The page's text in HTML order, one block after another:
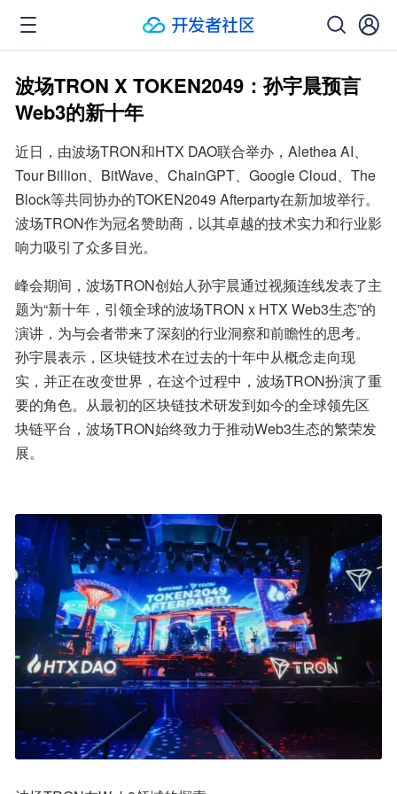
波场TRON X TOKEN2049：孙宇晨预言
Web3的新十年
近日，由波场TRON和HTX DAO联合举办，Alethea AI、
Tour Billion、BitWave、ChainGPT、Google Cloud、The
Block等共同协办的TOKEN2049 Afterparty在新加坡举行。
波场TRON作为冠名赞助商，以其卓越的技术实力和行业影
响力吸引了众多目光。
峰会期间，波场TRON创始人孙宇晨通过视频连线发表了主
题为“新十年，引领全球的波场TRON x HTX Web3生态”的
演讲，为与会者带来了深刻的行业洞察和前瞻性的思考。
孙宇晨表示，区块链技术在过去的十年中从概念走向现
实，并正在改变世界，在这个过程中，波场TRON扮演了重
要的角色。从最初的区块链技术研发到如今的全球领先区
块链平台，波场TRON始终致力于推动Web3生态的繁荣发
展。